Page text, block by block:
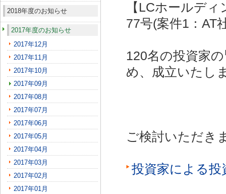
2018年度のお知らせ
2017年度のお知らせ
2017年12月
2017年11月
2017年10月
2017年09月
2017年08月
2017年07月
2017年06月
2017年05月
2017年04月
2017年03月
2017年02月
2017年01月
【LCホールデ
77号(案件1：AT
120名の投資家
め、成立いたし
ご検討いただき
投資家による